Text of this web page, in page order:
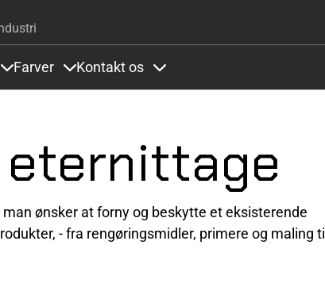
Farver Kontakt os
ønsker at forny og beskytte et ​​eksisterende
- fra rengøringsmidler, primere og maling til